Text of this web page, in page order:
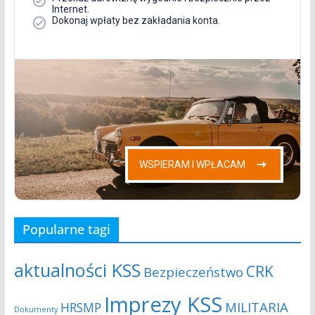
Popularne tagi
aktualności KSS Bezpieczeństwo CRK
Dokumenty HRSMP Imprezy KSS MILITARIA